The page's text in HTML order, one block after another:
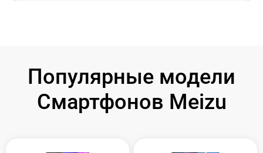
Популярные модели
Смартфонов Meizu